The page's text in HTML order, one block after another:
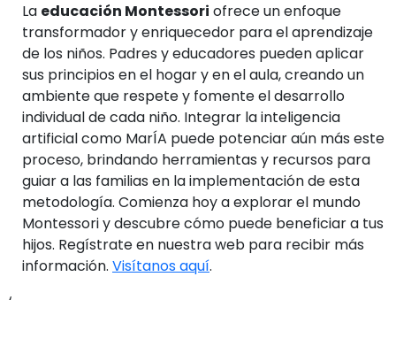
La educación Montessori ofrece un enfoque
transformador y enriquecedor para el aprendizaje
de los niños. Padres y educadores pueden aplicar
sus principios en el hogar y en el aula, creando un
ambiente que respete y fomente el desarrollo
individual de cada niño. Integrar la inteligencia
artificial como MarÍA puede potenciar aún más este
proceso, brindando herramientas y recursos para
guiar a las familias en la implementación de esta
metodología. Comienza hoy a explorar el mundo
Montessori y descubre cómo puede beneficiar a tus
hijos. Regístrate en nuestra web para recibir más
información. Visítanos aquí.
‘